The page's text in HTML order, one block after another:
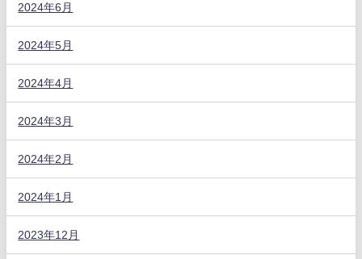
2024年6月
2024年5月
2024年4月
2024年3月
2024年2月
2024年1月
2023年12月